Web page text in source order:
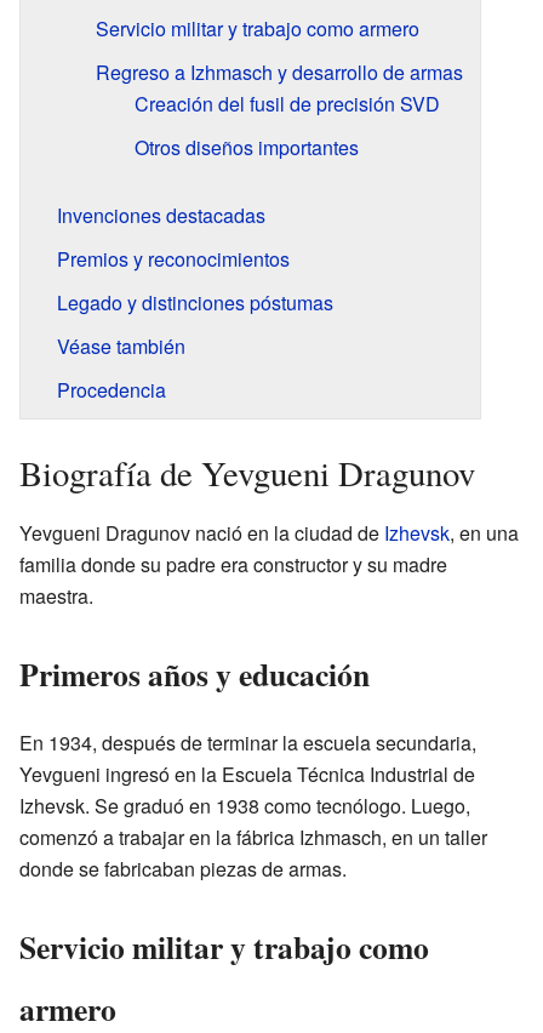
Servicio militar y trabajo como armero
Regreso a Izhmasch y desarrollo de armas
Creación del fusil de precisión SVD
Otros diseños importantes
Invenciones destacadas
Premios y reconocimientos
Legado y distinciones póstumas
Véase también
Procedencia
Biografía de Yevgueni Dragunov
Yevgueni Dragunov nació en la ciudad de Izhevsk, en una
familia donde su padre era constructor y su madre
maestra.
Primeros años y educación
En 1934, después de terminar la escuela secundaria,
Yevgueni ingresó en la Escuela Técnica Industrial de
Izhevsk. Se graduó en 1938 como tecnólogo. Luego,
comenzó a trabajar en la fábrica Izhmasch, en un taller
donde se fabricaban piezas de armas.
Servicio militar y trabajo como
armero